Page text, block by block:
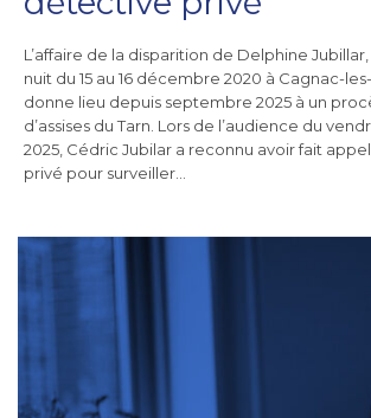
L’affaire de la disparition de Delphine
nuit du 15 au 16 décembre 2020 à Cagnac-les-
donne lieu depuis septembre 2025 à un
d’assises du Tarn. Lors de l’audience du
2025, Cédric Jubilar a reconnu avoir fait
privé pour surveiller…